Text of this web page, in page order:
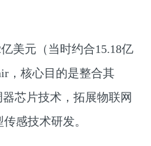
美元（当时约合15.18亿
，核心目的是整合其
芯片技术，拓展物联网
感技术研发。